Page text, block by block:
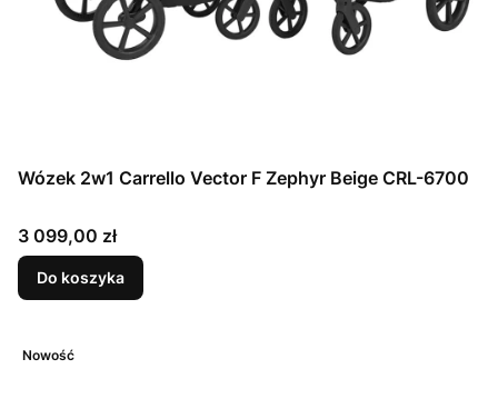
Wózek 2w1 Carrello Vector F Zephyr Beige CRL-6700
Cena
3 099,00 zł
Do koszyka
Nowość